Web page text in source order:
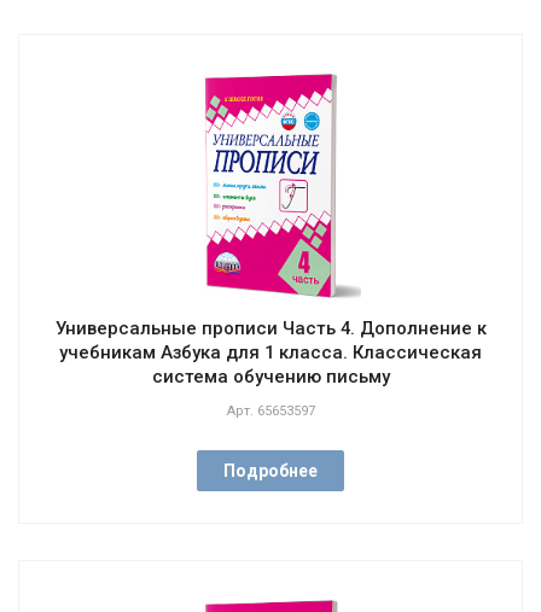
Универсальные прописи Часть 4. Дополнение к
учебникам Азбука для 1 класса. Классическая
система обучению письму
Арт. 65653597
Подробнее